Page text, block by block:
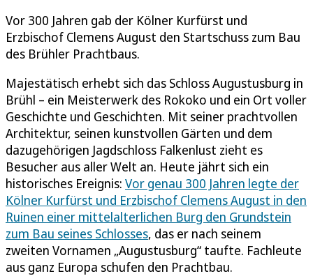
Vor 300 Jahren gab der Kölner Kurfürst und
Erzbischof Clemens August den Startschuss zum Bau
des Brühler Prachtbaus.
Majestätisch erhebt sich das Schloss Augustusburg in
Brühl – ein Meisterwerk des Rokoko und ein Ort voller
Geschichte und Geschichten. Mit seiner prachtvollen
Architektur, seinen kunstvollen Gärten und dem
dazugehörigen Jagdschloss Falkenlust zieht es
Besucher aus aller Welt an. Heute jährt sich ein
historisches Ereignis: Vor genau 300 Jahren legte der
Kölner Kurfürst und Erzbischof Clemens August in den
Ruinen einer mittelalterlichen Burg den Grundstein
zum Bau seines Schlosses, das er nach seinem
zweiten Vornamen „Augustusburg“ taufte. Fachleute
aus ganz Europa schufen den Prachtbau.